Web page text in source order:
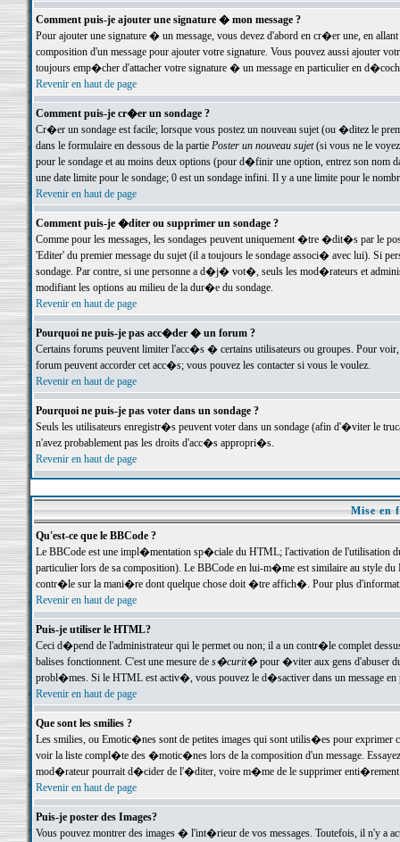
Comment puis-je ajouter une signature � mon message ?
Pour ajouter une signature � un message, vous devez d'abord en cr�er une, en
composition d'un message pour ajouter votre signature. Vous pouvez aussi ajouter
toujours emp�cher d'attacher votre signature � un message en particulier en
Revenir en haut de page
Comment puis-je cr�er un sondage ?
Cr�er un sondage est facile; lorsque vous postez un nouveau sujet (ou �ditez le
dans le formulaire en dessous de la partie Poster un nouveau sujet(si vous ne le voyez
pour le sondage et au moins deux options (pour d�finir une option, entrez son nom
une date limite pour le sondage; 0 est un sondage infini. Il y a une limite pour le
Revenir en haut de page
Comment puis-je �diter ou supprimer un sondage ?
Comme pour les messages, les sondages peuvent uniquement �tre �dit�s par le
'Editer' du premier message du sujet (il a toujours le sondage associ� avec lui). Si
sondage. Par contre, si une personne a d�j� vot�, seuls les mod�rateurs et
modifiant les options au milieu de la dur�e du sondage.
Revenir en haut de page
Pourquoi ne puis-je pas acc�der � un forum ?
Certains forums peuvent limiter l'acc�s � certains utilisateurs ou groupes. Pour
forum peuvent accorder cet acc�s; vous pouvez les contacter si vous le voulez.
Revenir en haut de page
Pourquoi ne puis-je pas voter dans un sondage ?
Seuls les utilisateurs enregistr�s peuvent voter dans un sondage (afin d'�viter le
n'avez probablement pas les droits d'acc�s appropri�s.
Revenir en haut de page
Mise en
Qu'est-ce que le BBCode ?
Le BBCode est une impl�mentation sp�ciale du HTML; l'activation de l'utilisation
particulier lors de sa composition). Le BBCode en lui-m�me est similaire au style
contr�le sur la mani�re dont quelque chose doit �tre affich�. Pour plus
Revenir en haut de page
Puis-je utiliser le HTML?
Ceci d�pend de l'administrateur qui le permet ou non; il a un contr�le complet
balises fonctionnent. C'est une mesure de s�curit�pour �viter aux gens d'abuser
probl�mes. Si le HTML est activ�, vous pouvez le d�sactiver dans un message en
Revenir en haut de page
Que sont les smilies ?
Les smilies, ou Emotic�nes sont de petites images qui sont utilis�es pour exprimer
voir la liste compl�te des �motic�nes lors de la composition d'un message.
mod�rateur pourrait d�cider de l'�diter, voire m�me de le supprimer
Revenir en haut de page
Puis-je poster des Images?
Vous pouvez montrer des images � l'int�rieur de vos messages. Toutefois, il n'y a